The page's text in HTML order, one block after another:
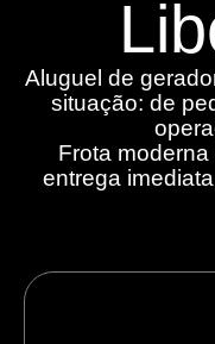
Aluguel de
situação: de
Frota
entrega